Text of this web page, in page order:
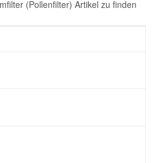
(Pollenfilter) Artikel zu finden